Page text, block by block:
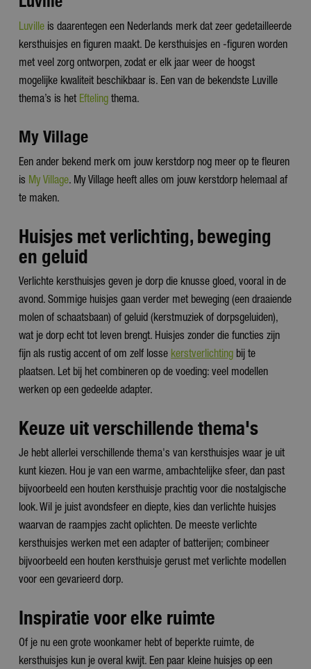
Luville is daarentegen een Nederlands merk dat zeer gedetailleerde
kersthuisjes en figuren maakt. De kersthuisjes en -figuren worden
met veel zorg ontworpen, zodat er elk jaar weer de hoogst
mogelijke kwaliteit beschikbaar is. Een van de bekendste Luville
thema’s is het Efteling thema.
My Village
Een ander bekend merk om jouw kerstdorp nog meer op te fleuren
is My Village. My Village heeft alles om jouw kerstdorp helemaal af
te maken.
Huisjes met verlichting, beweging
en geluid
Verlichte kersthuisjes geven je dorp die knusse gloed, vooral in de
avond. Sommige huisjes gaan verder met beweging (een draaiende
molen of schaatsbaan) of geluid (kerstmuziek of dorpsgeluiden),
wat je dorp echt tot leven brengt. Huisjes zonder die functies zijn
fijn als rustig accent of om zelf losse kerstverlichting bij te
plaatsen. Let bij het combineren op de voeding: veel modellen
werken op een gedeelde adapter.
Keuze uit verschillende thema's
Je hebt allerlei verschillende thema's van kersthuisjes waar je uit
kunt kiezen. Hou je van een warme, ambachtelijke sfeer, dan past
bijvoorbeeld een houten kersthuisje prachtig voor die nostalgische
look. Wil je juist avondsfeer en diepte, kies dan verlichte huisjes
waarvan de raampjes zacht oplichten. De meeste verlichte
kersthuisjes werken met een adapter of batterijen; combineer
bijvoorbeeld een houten kersthuisje gerust met verlichte modellen
voor een gevarieerd dorp.
Inspiratie voor elke ruimte
Of je nu een grote woonkamer hebt of beperkte ruimte, de
kersthuisjes kun je overal kwijt. Een paar kleine huisjes op een